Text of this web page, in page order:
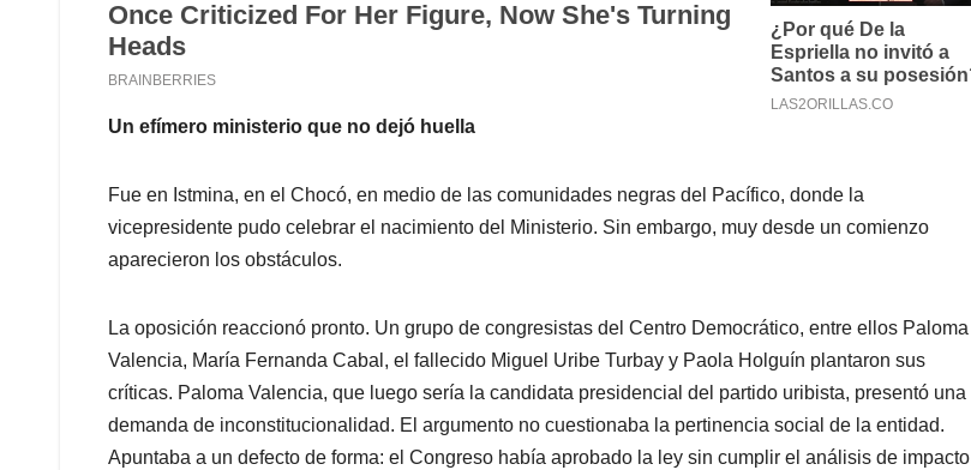
Un efímero ministerio que no dejó huella
Fue en Istmina, en el Chocó, en medio de las comunidades negras del Pacífico, donde la
vicepresidente pudo celebrar el nacimiento del Ministerio. Sin embargo, muy desde un comienzo
aparecieron los obstáculos.
La oposición reaccionó pronto. Un grupo de congresistas del Centro Democrático, entre ellos Paloma
Valencia, María Fernanda Cabal, el fallecido Miguel Uribe Turbay y Paola Holguín plantaron sus
críticas. Paloma Valencia, que luego sería la candidata presidencial del partido uribista, presentó una
demanda de inconstitucionalidad. El argumento no cuestionaba la pertinencia social de la entidad.
Apuntaba a un defecto de forma: el Congreso había aprobado la ley sin cumplir el análisis de impacto